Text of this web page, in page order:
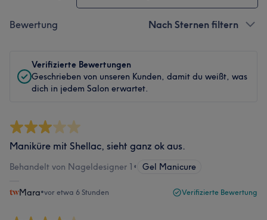
Bewertung Nach Sternen filtern
Verifizierte Bewertungen
Geschrieben von unseren Kunden, damit du weißt, was
dich in jedem Salon erwartet.
Maniküre mit Shellac, sieht ganz ok aus.
Behandelt von Nageldesigner 1 • Gel Manicure
Mara•vor etwa 6 Stunden Verifizierte Bewertung